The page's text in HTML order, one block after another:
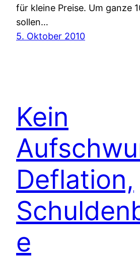
für kleine Preise. Um ganze
sollen…
5. Oktober 2010
Kein
Deflation,
e